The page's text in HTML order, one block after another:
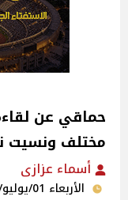
حماقي عن
مختلف ونسيت
أسماء عزازى
الأربعاء 01/يوليو/2026 - 05:21 م